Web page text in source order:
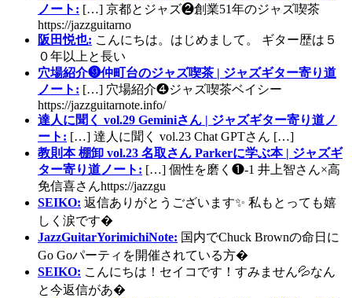
ノート: […] 京都とジャズ❷創業51年のジャズ喫茶
https://jazzguitarno
阪田悦也: こんにちは。はじめまして。 ギター歴は５
０年以上と長い
穴場紹介❾仲町台のジャズ喫茶 | ジャズギター寄り道
ノート: […] 穴場紹介❹ジャズ喫茶ベイシー
https://jazzguitarnote.info/
達人に聞く vol.29 Geminiさん | ジャズギター寄り道ノ
ート: […] 達人に聞く vol.23 Chat GPTさん […]
教則本 棚卸 vol.23 名取さん Parkerに学ぶ本 | ジャズギ
ター寄り道ノート: […] 個性を磨く❶-1 井上智さん×高
免信喜さんhttps://jazzgu
SEIKO: 返信ありがとうございます✨ 私もとっても嬉
しく涙です�
JazzGuitarYorimichiNote: 国内でChuck Brownの命日に
Go Goパーティを開催されている方�
SEIKO: こんにちは！セイコです！すみません💦なん
と今返信があ�